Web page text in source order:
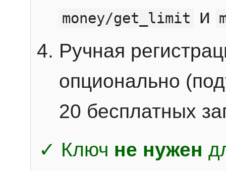
money/get_limit
и
Ручная
опционально
20 бесплатных
✓ Ключ не нужен